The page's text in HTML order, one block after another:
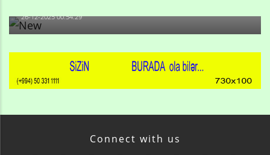
26-12-2025 00:54:29
Connect with us